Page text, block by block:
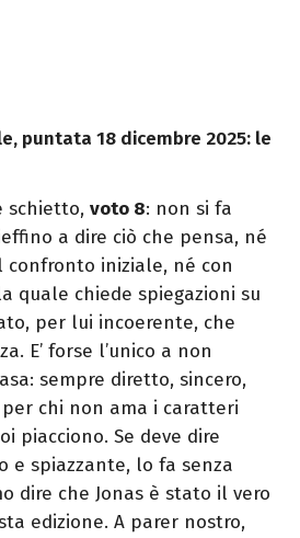
puntata 18 dicembre 2025: le
schietto, voto 8: non si fa
a dire ciò che pensa, né
confronto iniziale, né con
quale chiede spiegazioni su
per lui incoerente, che
E’ forse l’unico a non
sempre diretto, sincero,
chi non ama i caratteri
piacciono. Se deve dire
e spiazzante, lo fa senza
dire che Jonas è stato il vero
edizione. A parer nostro,